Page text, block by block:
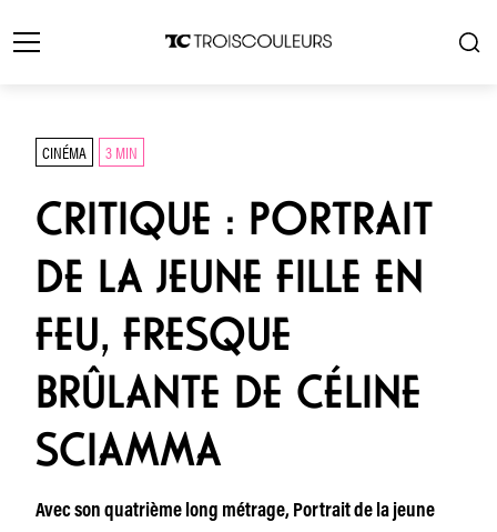
CINÉMA 3 MIN
CRITIQUE : PORTRAIT
DE LA JEUNE FILLE EN
FEU, FRESQUE
BRÛLANTE DE CÉLINE
SCIAMMA
Avec son quatrième long métrage, Portrait de la jeune